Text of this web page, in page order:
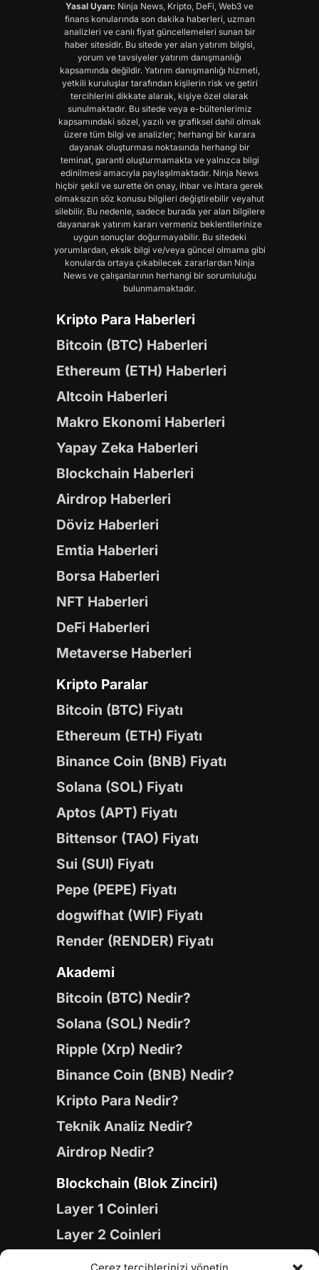
Yasal Uyarı: Ninja News, Kripto, DeFi, Web3 ve
finans konularında son dakika haberleri, uzman
analizleri ve canlı fiyat güncellemeleri sunan bir
haber sitesidir. Bu sitede yer alan yatırım bilgisi,
yorum ve tavsiyeler yatırım danışmanlığı
kapsamında değildir. Yatırım danışmanlığı hizmeti,
yetkili kuruluşlar tarafından kişilerin risk ve getiri
tercihlerini dikkate alarak, kişiye özel olarak
sunulmaktadır. Bu sitede veya e-bültenlerimiz
kapsamındaki sözel, yazılı ve grafiksel dahil olmak
üzere tüm bilgi ve analizler; herhangi bir karara
dayanak oluşturması noktasında herhangi bir
teminat, garanti oluşturmamakta ve yalnızca bilgi
edinilmesi amacıyla paylaşılmaktadır. Ninja News
hiçbir şekil ve surette ön onay, ihbar ve ihtara gerek
olmaksızın söz konusu bilgileri değiştirebilir veyahut
silebilir. Bu nedenle, sadece burada yer alan bilgilere
dayanarak yatırım kararı vermeniz beklentilerinize
uygun sonuçlar doğurmayabilir. Bu sitedeki
yorumlardan, eksik bilgi ve/veya güncel olmama gibi
konularda ortaya çıkabilecek zararlardan Ninja
News ve çalışanlarının herhangi bir sorumluluğu
bulunmamaktadır.
Kripto Para Haberleri
Bitcoin (BTC) Haberleri
Ethereum (ETH) Haberleri
Altcoin Haberleri
Makro Ekonomi Haberleri
Yapay Zeka Haberleri
Blockchain Haberleri
Airdrop Haberleri
Döviz Haberleri
Emtia Haberleri
Borsa Haberleri
NFT Haberleri
DeFi Haberleri
Metaverse Haberleri
Kripto Paralar
Bitcoin (BTC) Fiyatı
Ethereum (ETH) Fiyatı
Binance Coin (BNB) Fiyatı
Solana (SOL) Fiyatı
Aptos (APT) Fiyatı
Bittensor (TAO) Fiyatı
Sui (SUI) Fiyatı
Pepe (PEPE) Fiyatı
dogwifhat (WIF) Fiyatı
Render (RENDER) Fiyatı
Akademi
Bitcoin (BTC) Nedir?
Solana (SOL) Nedir?
Ripple (Xrp) Nedir?
Binance Coin (BNB) Nedir?
Kripto Para Nedir?
Teknik Analiz Nedir?
Airdrop Nedir?
Blockchain (Blok Zinciri)
Layer 1 Coinleri
Layer 2 Coinleri
Yapay Zeka (AI) Coinleri